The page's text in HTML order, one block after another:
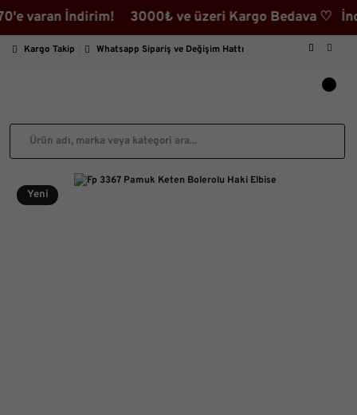
İndirim! 3000₺ ve üzeri Kargo Bedava ♡
Kargo Takip Whatsapp Sipariş ve Değişim Hattı
Yeni